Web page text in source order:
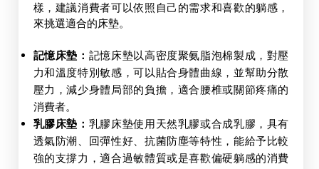
樣，建議消費者可以依照自己的需求和喜歡的躺感，
來挑選適合的床墊。
記憶床墊： 記憶床墊以高密度聚氨脂泡棉製成，對壓
力和溫度特別敏感，可以貼合身體曲線，並幫助分散
壓力，減少身體局部的負擔，適合腰椎或關節疼痛的
消費者。
乳膠床墊： 乳膠床墊使用天然乳膠或合成乳膠，具有
透氣防潮、回彈性好、抗菌防塵等特性，能給予比較
強的支撐力，適合過敏體質或是喜歡偏硬躺感的消費